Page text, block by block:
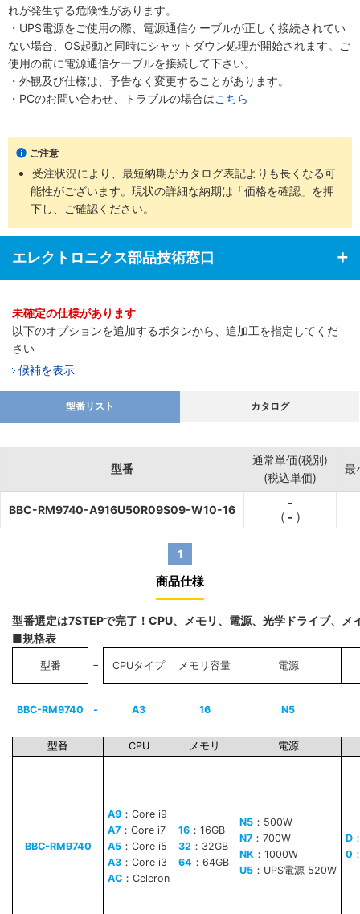
れが発生する危険性があります。
・UPS電源をご使用の際、電源通信ケーブルが正しく接続されてい
ない場合、OS起動と同時にシャットダウン処理が開始されます。ご
使用の前に電源通信ケーブルを接続して下さい。
・外観及び仕様は、予告なく変更することがあります。
・PCのお問い合わせ、トラブルの場合はこちら
ご注意
受注状況により、最短納期がカタログ表記よりも長くなる可
能性がございます。現状の詳細な納期は「価格を確認」を押
下し、ご確認ください。
エレクトロニクス部品技術窓口
未確定の仕様があります
以下のオプションを追加するボタンから、追加工を指定してくだ
さい
候補を表示
型番リスト カタログ
型番
通常単価(税別)
(税込単価)
最
BBC-RM9740-A916U50R09S09-W10-16
-
( - )
1
商品仕様
型番選定は7STEPで完了！CPU、メモリ、電源、光学ドライブ、
■規格表
型番 − CPUタイプ メモリ容量 電源
BBC-RM9740 - A3 16 N5
型番 CPU メモリ 電源
BBC-RM9740
A9 ：Core i9
A7 ：Core i7
A5 ：Core i5
A3 ：Core i3
AC ：Celeron
16 ：16GB
32 ：32GB
64 ：64GB
N5 ：500W
N7 ：700W
NK ：1000W
U5 ：UPS電源 520W
D
0